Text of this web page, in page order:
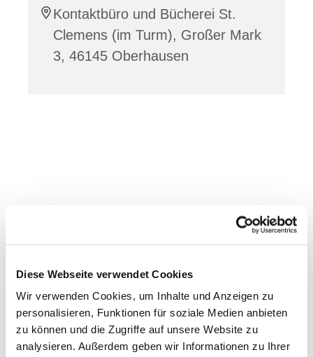
Diese Webseite verwendet Cookies
Wir verwenden Cookies, um Inhalte und Anzeigen zu
personalisieren, Funktionen für soziale Medien anbieten
zu können und die Zugriffe auf unsere Website zu
analysieren. Außerdem geben wir Informationen zu Ihrer
Kontaktbüro und Bücherei St.
Clemens (im Turm), Großer Mark
3, 46145 Oberhausen